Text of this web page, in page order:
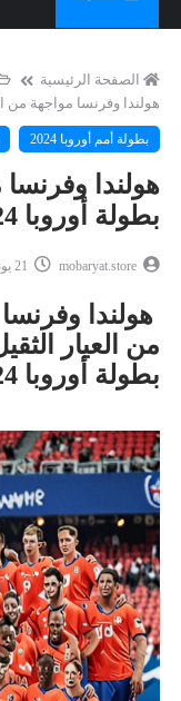
الصفحة الرئيسية
هولندا وفرنسا مواجهة من
بطولة أمم أوروبا 2024
هولندا
بطولة أوروبا 2024
mobaryat.store
هولندا
من العيار
بطولة أوروبا 2024